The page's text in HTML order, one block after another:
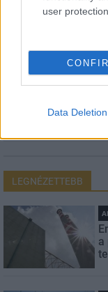
user protection.
Data Deletion
Feliratkozom a
LEGNÉZETTEBB
a